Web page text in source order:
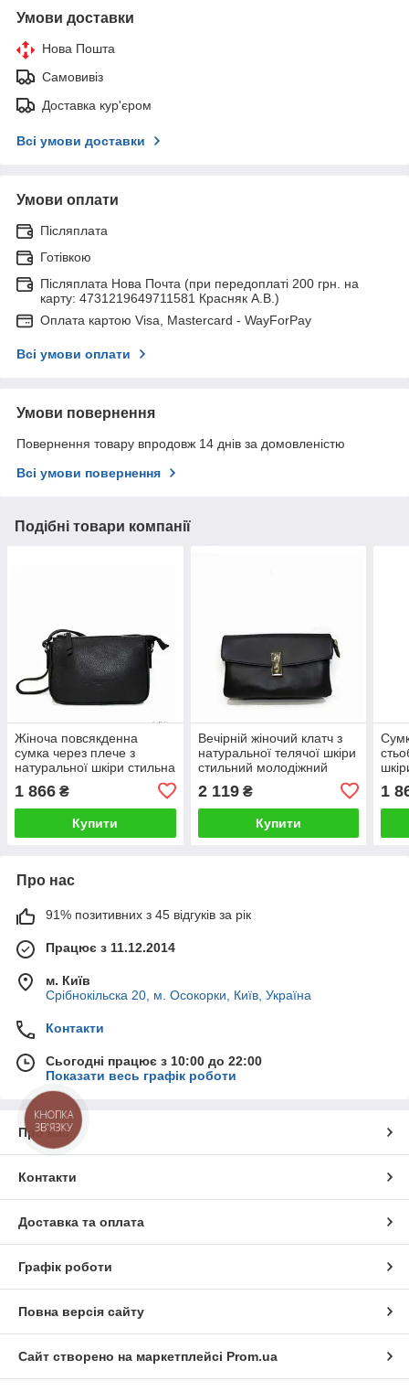
Умови доставки
Нова Пошта
Самовивіз
Доставка кур'єром
Всі умови доставки
Умови оплати
Післяплата
Готівкою
Післяплата Нова Почта (при передоплаті 200 грн. на
карту: 4731219649711581 Красняк А.В.)
Оплата картою Visa, Mastercard - WayForPay
Всі умови оплати
Умови повернення
Повернення товару впродовж 14 днів за домовленістю
Всі умови повернення
Подібні товари компанії
Жіноча повсякденна
сумка через плече з
натуральної шкіри стильна
1 866 ₴
Купити
Вечірній жіночий клатч з
натуральної телячої шкіри
стильний молодіжний
2 119₴
Купити
1
Про нас
91% позитивних з 45 відгуків за рік
Працює з 11.12.2014
м. Київ
Срібнокільска 20, м. Осокорки, Київ, Україна
Контакти
Сьогодні працює з 10:00 до 22:00
Показати весь графік роботи
Про нас
Контакти
Доставка та оплата
Графік роботи
Повна версія сайту
Сайт створено на маркетплейсі Prom.ua
КНОПКА
ЗВ'ЯЗКУ